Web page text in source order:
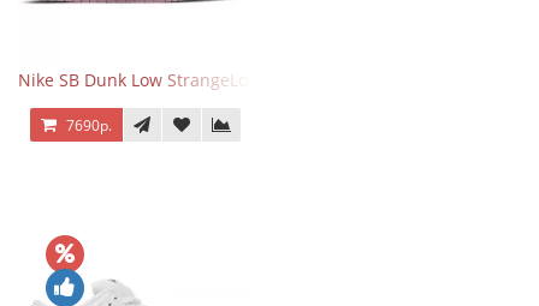
Nike SB Dunk Low StrangeLove Valentine's Day
7690р.